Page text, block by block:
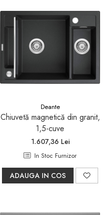
Deante
Chiuvetă magnetică din granit,
1,5-cuve
1.607,36 Lei
In Stoc Furnizor
ADAUGA IN COS